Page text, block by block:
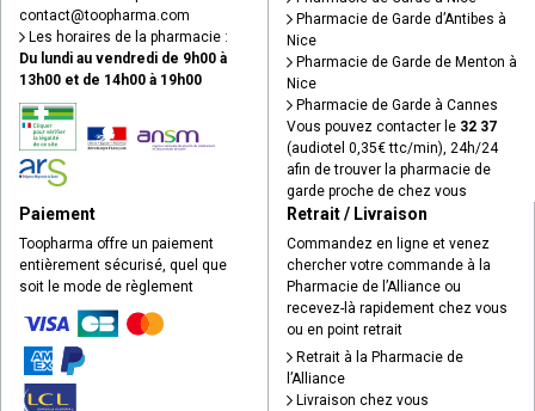
contact@toopharma.com
Les horaires de la pharmacie :
Du lundi au vendredi de 9h00 à
13h00 et de 14h00 à 19h00
Pharmacie de Garde d’Antibes à
Nice
Pharmacie de Garde de Menton à
Nice
Pharmacie de Garde à Cannes
Vous pouvez contacter le 32 37
(audiotel 0,35€ ttc/min), 24h/24
afin de trouver la pharmacie de
garde proche de chez vous
Paiement
Toopharma offre un paiement
entièrement sécurisé, quel que
soit le mode de règlement
Retrait / Livraison
Commandez en ligne et venez
chercher votre commande à la
Pharmacie de l’Alliance ou
recevez-là rapidement chez vous
ou en point retrait
Retrait à la Pharmacie de
l’Alliance
Livraison chez vous